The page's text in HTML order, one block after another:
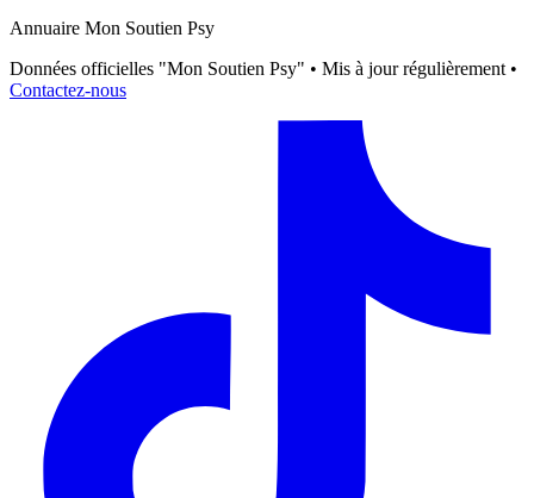
Annuaire Mon Soutien Psy
Données officielles "Mon Soutien Psy" • Mis à jour régulièrement •
Contactez-nous